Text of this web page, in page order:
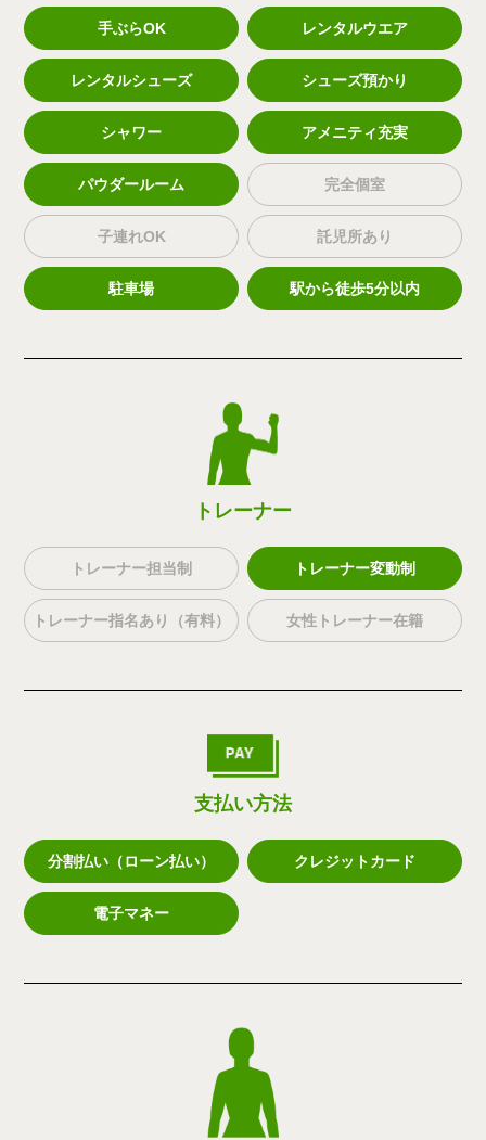
手ぶらOK レンタルウエア
レンタルシューズ シューズ預かり
シャワー アメニティ充実
パウダールーム 完全個室
子連れOK 託児所あり
駐車場 駅から徒歩5分以内
トレーナー
トレーナー担当制 トレーナー変動制
トレーナー指名あり（有料） 女性トレーナー在籍
支払い方法
分割払い（ローン払い） クレジットカード
電子マネー